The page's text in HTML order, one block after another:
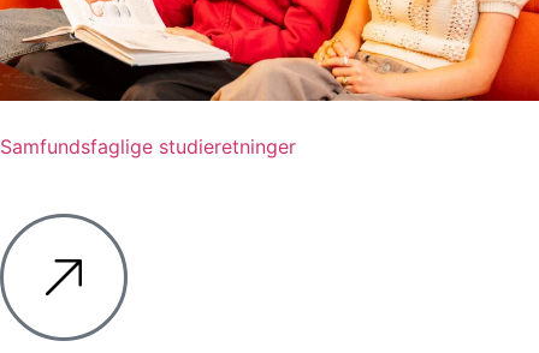
Samfundsfaglige studieretninger